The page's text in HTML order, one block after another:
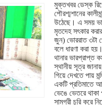
মুক্তখবর ডেস্ক
পৌরশ্মশানের
উঠেছে। এ সময়
মৃতদেহ সৎকার
জুন) ভোররাত ৩টা
বলে ধারণা করা
থানার ভারপ্রাপ্ত
স্থানীয় সূত্র
গিয়ে দেখতে পায়
একটি প্রতিমাতে
ভেঙে ভেতরে থাকা
সামগ্রী চুরি করে